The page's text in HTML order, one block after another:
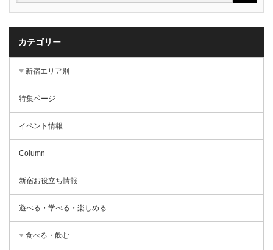
カテゴリー
新宿エリア別
特集ページ
イベント情報
Column
新宿お役立ち情報
遊べる・学べる・楽しめる
食べる・飲む